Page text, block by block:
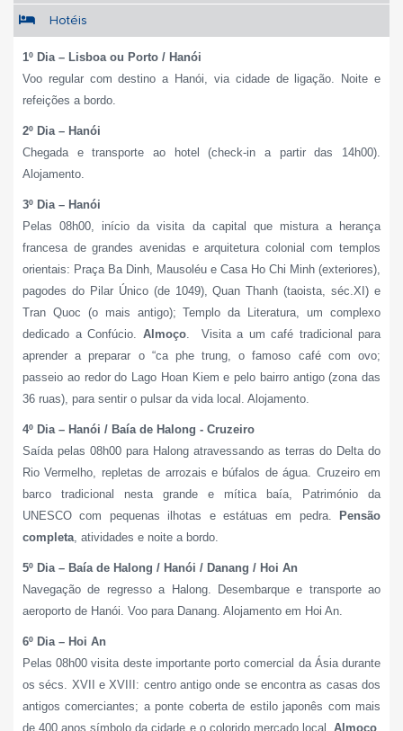
Hotéis
1º Dia – Lisboa ou Porto / Hanói
Voo regular com destino a Hanói, via cidade de ligação. Noite e
refeições a bordo.
2º Dia – Hanói
Chegada e transporte ao hotel (check-in a partir das 14h00).
Alojamento.
3º Dia – Hanói
Pelas 08h00, início da visita da capital que mistura a herança
francesa de grandes avenidas e arquitetura colonial com templos
orientais: Praça Ba Dinh, Mausoléu e Casa Ho Chi Minh (exteriores),
pagodes do Pilar Único (de 1049), Quan Thanh (taoista, séc.XI) e
Tran Quoc (o mais antigo); Templo da Literatura, um complexo
dedicado a Confúcio. Almoço. Visita a um café tradicional para
aprender a preparar o “ca phe trung, o famoso café com ovo;
passeio ao redor do Lago Hoan Kiem e pelo bairro antigo (zona das
36 ruas), para sentir o pulsar da vida local. Alojamento.
4º Dia – Hanói / Baía de Halong - Cruzeiro
Saída pelas 08h00 para Halong atravessando as terras do Delta do
Rio Vermelho, repletas de arrozais e búfalos de água. Cruzeiro em
barco tradicional nesta grande e mítica baía, Património da
UNESCO com pequenas ilhotas e estátuas em pedra. Pensão
completa , atividades e noite a bordo.
5º Dia – Baía de Halong / Hanói / Danang / Hoi An
Navegação de regresso a Halong. Desembarque e transporte ao
aeroporto de Hanói. Voo para Danang. Alojamento em Hoi An.
6º Dia – Hoi An
Pelas 08h00 visita deste importante porto comercial da Ásia durante
os sécs. XVII e XVIII: centro antigo onde se encontra as casas dos
antigos comerciantes; a ponte coberta de estilo japonês com mais
de 400 anos símbolo da cidade e o colorido mercado local. Almoço